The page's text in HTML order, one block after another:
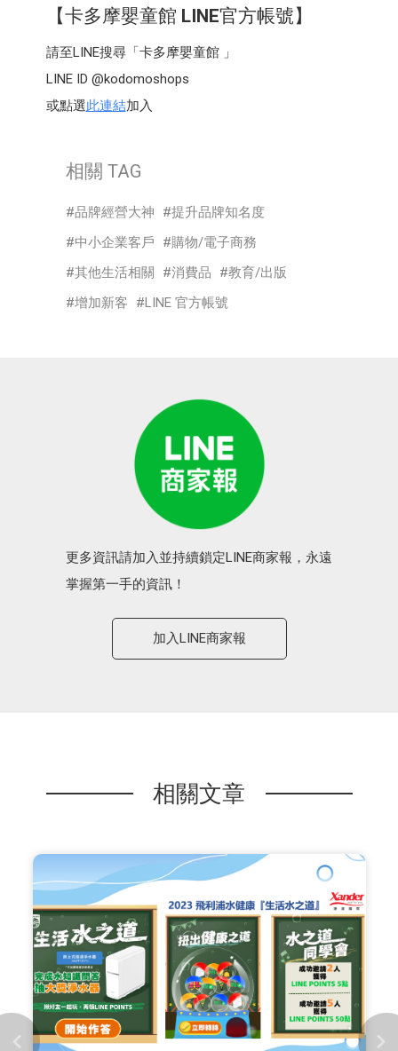
【卡多摩嬰童館 LINE官方帳號】
請至LINE搜尋「卡多摩嬰童館 」
LINE ID @kodomoshops
或點選此連結加入
相關 TAG
品牌經營大神
提升品牌知名度
中小企業客戶
購物/電子商務
其他生活相關
消費品
教育/出版
增加新客
LINE 官方帳號
更多資訊請加入並持續鎖定LINE商家報，永遠
掌握第一手的資訊！
加入LINE商家報
相關文章